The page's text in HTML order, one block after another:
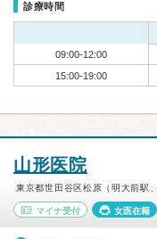
診療時間
09:00-12:00
15:00-19:00
山形医院
東京都世田谷区松原（明大前駅
マイナ受付 女医在籍